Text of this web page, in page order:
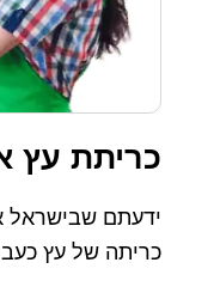
כריתת עץ
כריתה של עץ